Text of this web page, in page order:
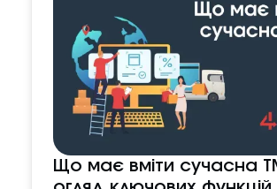
Що має вміти сучасна